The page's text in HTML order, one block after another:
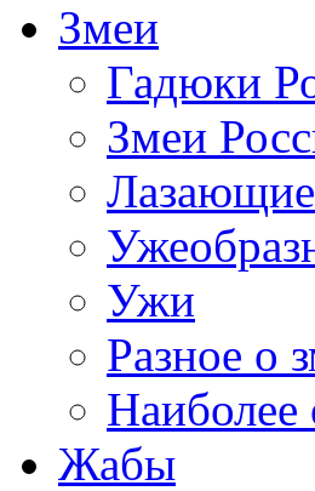
Змеи
Гадюки
Змеи
Ужи
Разное о
Наиболее
Жабы